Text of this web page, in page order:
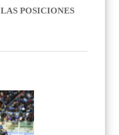
LAS POSICIONES